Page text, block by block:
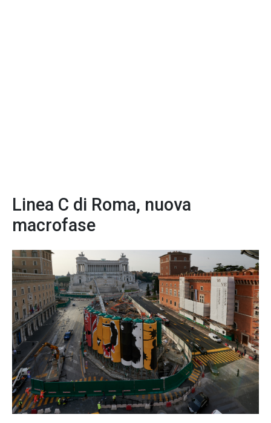
Linea C di Roma, nuova
macrofase